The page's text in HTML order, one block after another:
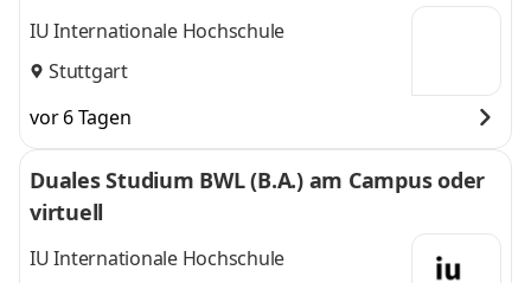
IU Internationale Hochschule
Stuttgart
vor 6 Tagen
Duales Studium BWL (B.A.) am Campus oder
virtuell
IU Internationale Hochschule